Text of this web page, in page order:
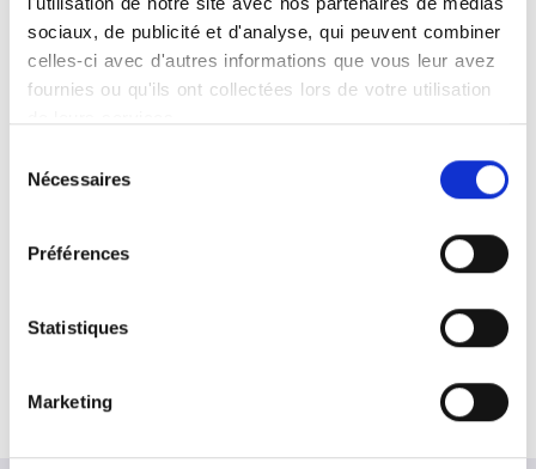
sociaux, de publicité et d'analyse, qui peuvent combiner
celles-ci avec d'autres informations que vous leur avez
fournies ou qu'ils ont collectées lors de votre utilisation
Nécessaires
Préférences
Statistiques
Marketing
Cabinet de radiologie de
Pontcharra
Cabinet de radiologie de